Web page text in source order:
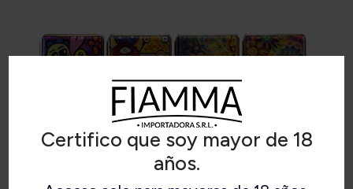
Certifico que soy mayor de 18
años.